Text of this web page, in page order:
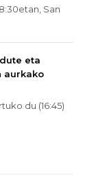
San
eta
aurkako
du (16:45)